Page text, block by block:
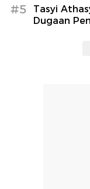
#5
Tasyi
Dugaan